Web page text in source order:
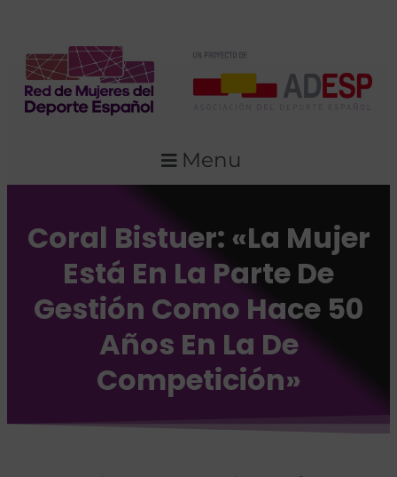
Menu
Coral Bistuer: «La Mujer
Está En La Parte De
Gestión Como Hace 50
Años En La De
Competición»